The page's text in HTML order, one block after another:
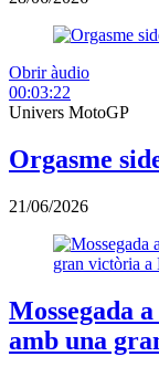
Obrir àudio
00:03:22
Univers MotoGP
Orgasme
21/06/2026
Mossegada
amb una